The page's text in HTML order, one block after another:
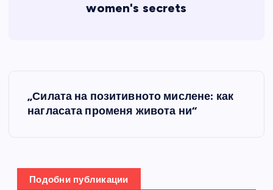
women's secrets
и
„Силата на позитивното мислене: как
нагласата променя живота ни“
Подобни публикации